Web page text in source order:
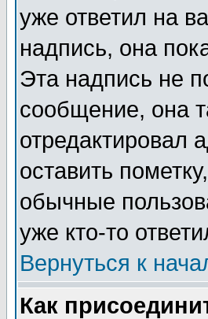
уже ответил на
надпись, она
Эта надпись не
сообщение, она
отредактировал
оставить
обычные
уже кто-то
Вернуться к
Как